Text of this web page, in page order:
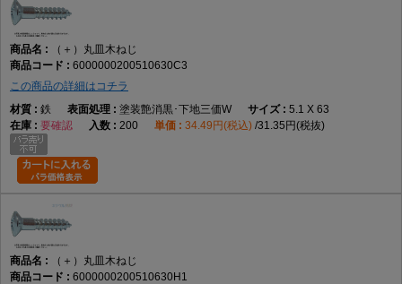
（＋）丸皿木ねじ
6000000200510630C3
この商品の詳細はコチラ
鉄
塗装艶消黒･下地三価W
5.1 X 63
要確認
200 34.49円(税込) 31.35円(税抜)
（＋）丸皿木ねじ
6000000200510630H1